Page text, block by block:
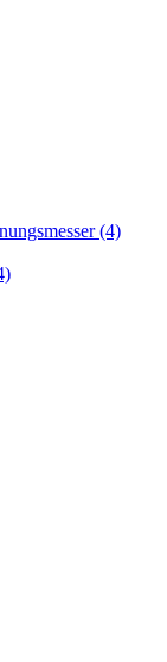
(4)